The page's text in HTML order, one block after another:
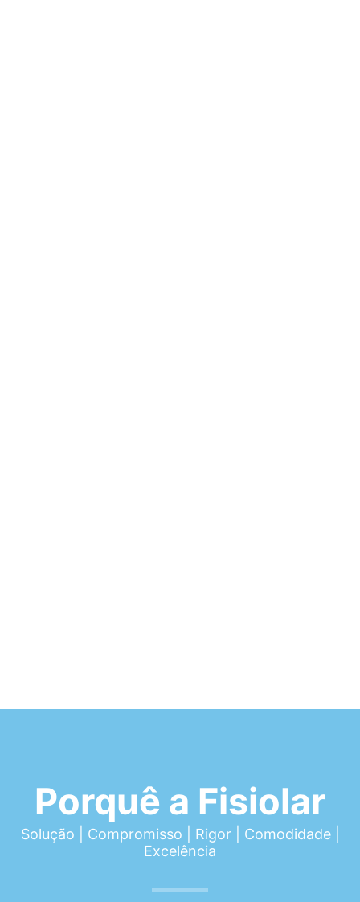
Porquê a Fisiolar
Solução | Compromisso | Rigor | Comodidade |
Excelência